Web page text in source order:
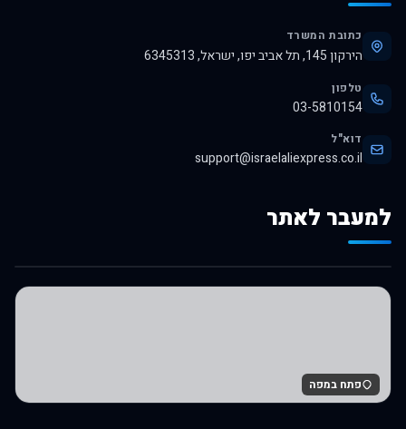
כתובת המשרד
הירקון 145, תל אביב יפו, ישראל, 6345313
טלפון
03-5810154
דוא"ל
support@israelaliexpress.co.il
למעבר לאתר
לרכישה באלי אקספרס
פתח במפה